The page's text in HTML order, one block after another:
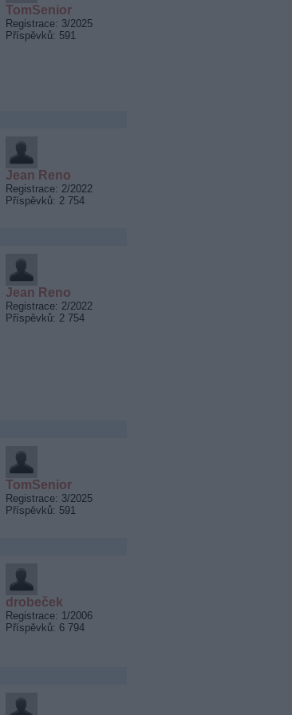
TomSenior
Registrace: 3/2025
Příspěvků: 591
Jean Reno
Registrace: 2/2022
Příspěvků: 2 754
Jean Reno
Registrace: 2/2022
Příspěvků: 2 754
TomSenior
Registrace: 3/2025
Příspěvků: 591
drobeček
Registrace: 1/2006
Příspěvků: 6 794